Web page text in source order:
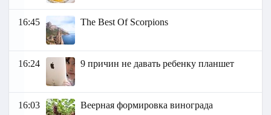
16:45 The Best Of Scorpions
16:24 9 причин не давать ребенку планшет
16:03 Веерная формировка винограда